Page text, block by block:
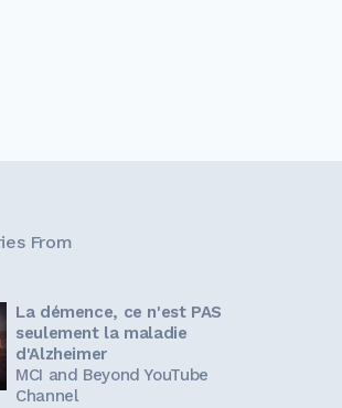
From
La démence, ce n'est PAS
seulement la maladie
d'Alzheimer
MCI and Beyond YouTube
Channel